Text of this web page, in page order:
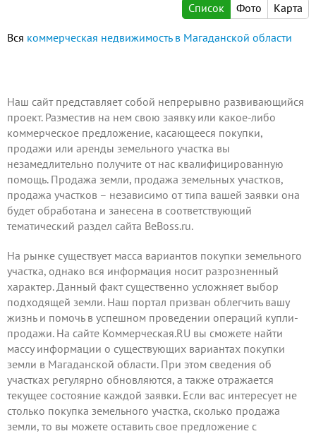
Список
Фото Карта
Вся коммерческая недвижимость в Магаданской области
Наш сайт представляет собой непрерывно развивающийся
проект. Разместив на нем свою заявку или какое-либо
коммерческое предложение, касающееся покупки,
продажи или аренды земельного участка вы
незамедлительно получите от нас квалифицированную
помощь. Продажа земли, продажа земельных участков,
продажа участков – независимо от типа вашей заявки она
будет обработана и занесена в соответствующий
тематический раздел сайта BeBoss.ru.
На рынке существует масса вариантов покупки земельного
участка, однако вся информация носит разрозненный
характер. Данный факт существенно усложняет выбор
подходящей земли. Наш портал призван облегчить вашу
жизнь и помочь в успешном проведении операций купли-
продажи. На сайте Коммерческая.RU вы сможете найти
массу информации о существующих вариантах покупки
земли в Магаданской области. При этом сведения об
участках регулярно обновляются, а также отражается
текущее состояние каждой заявки. Если вас интересует не
столько покупка земельного участка, сколько продажа
земли, то вы можете оставить свое предложение с